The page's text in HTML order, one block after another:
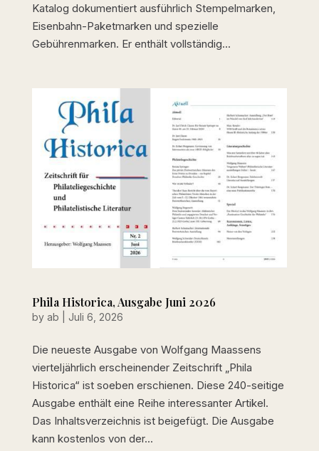
Katalog dokumentiert ausführlich Stempelmarken,
Eisenbahn-Paketmarken und spezielle
Gebührenmarken. Er enthält vollständig...
Phila Historica, Ausgabe Juni 2026
by ab Juli 6, 2026
Die neueste Ausgabe von Wolfgang Maassens
vierteljährlich erscheinender Zeitschrift „Phila
Historica“ ist soeben erschienen. Diese 240-seitige
Ausgabe enthält eine Reihe interessanter Artikel.
Das Inhaltsverzeichnis ist beigefügt. Die Ausgabe
kann kostenlos von der...